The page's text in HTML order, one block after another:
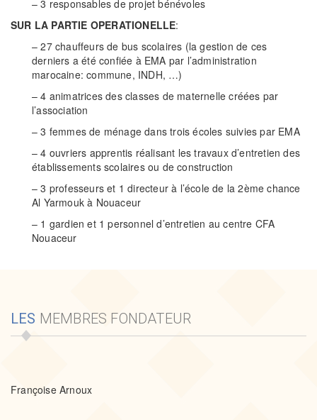
– 3 responsables de projet bénévoles
SUR LA PARTIE OPERATIONELLE:
– 27 chauffeurs de bus scolaires (la gestion de ces
derniers a été confiée à EMA par l’administration
marocaine: commune, INDH, …)
– 4 animatrices des classes de maternelle créées par
l’association
– 3 femmes de ménage dans trois écoles suivies par EMA
– 4 ouvriers apprentis réalisant les travaux d’entretien des
établissements scolaires ou de construction
– 3 professeurs et 1 directeur à l’école de la 2ème chance
Al Yarmouk à Nouaceur
– 1 gardien et 1 personnel d’entretien au centre CFA
Nouaceur
LES MEMBRES FONDATEUR
Françoise Arnoux